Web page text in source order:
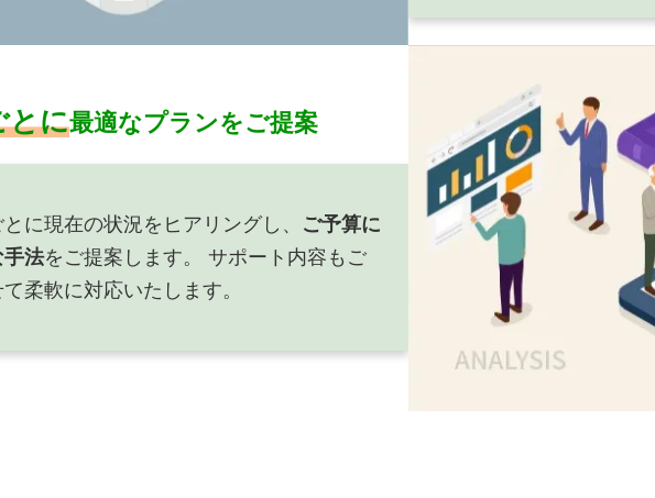
とに最適なプランをご提案
に現在の状況をヒアリングし、 ご予算に
手法をご提案します。 サポート内容もご
柔軟に対応いたします。